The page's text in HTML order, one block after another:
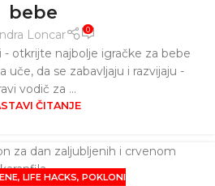
bebe
Loncar 0
otkrijte najbolje igračke za bebe
uče, da se zabavljaju i razvijaju -
vodič za ...
ČITANJE
, LIFE HACKS, POKLONI